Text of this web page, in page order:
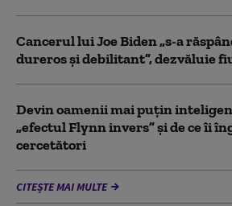
Cancerul lui Joe Biden „s-a
dureros și debilitant”, dezvăluie
Devin oamenii mai puțin
„efectul Flynn invers” și de ce îi
cercetători
CITEȘTE MAI MULTE